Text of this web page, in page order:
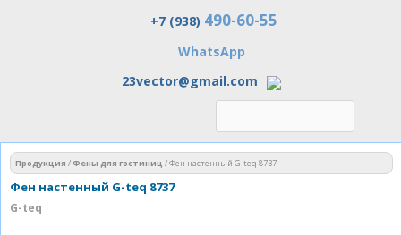
Чистые технологии
+7 (938) 490-60-55
WhatsApp
23vector@gmail.com
Вы здесь
Продукция / Фены для гостиниц /Фен настенный G-teq 8737
Фен настенный G-teq 8737
G-teq